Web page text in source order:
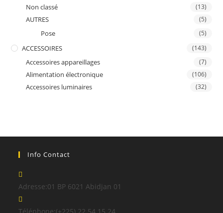
Non classé (13)
AUTRES (5)
Pose (5)
ACCESSOIRES (143)
Accessoires appareillages (7)
Alimentation électronique (106)
Accessoires luminaires (32)
Info Contact
Adresse:01 BP 6021 Abidjan 01
Téléphone:(+225) 22 54 15 24